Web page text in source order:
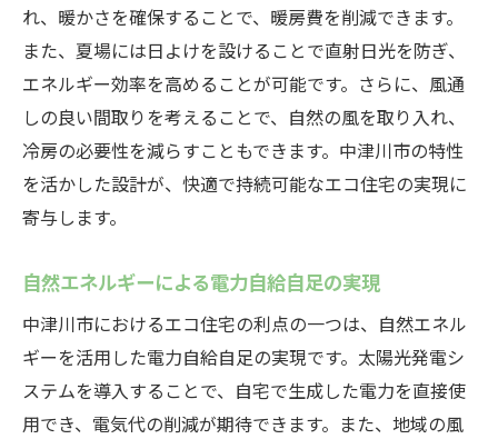
れ、暖かさを確保することで、暖房費を削減できます。
また、夏場には日よけを設けることで直射日光を防ぎ、
エネルギー効率を高めることが可能です。さらに、風通
しの良い間取りを考えることで、自然の風を取り入れ、
冷房の必要性を減らすこともできます。中津川市の特性
を活かした設計が、快適で持続可能なエコ住宅の実現に
寄与します。
自然エネルギーによる電力自給自足の実現
中津川市におけるエコ住宅の利点の一つは、自然エネル
ギーを活用した電力自給自足の実現です。太陽光発電シ
ステムを導入することで、自宅で生成した電力を直接使
用でき、電気代の削減が期待できます。また、地域の風